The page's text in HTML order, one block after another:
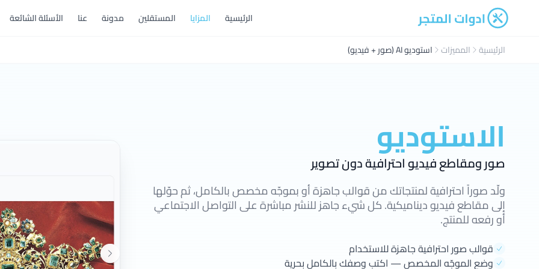
ادوات المتجر الرئيسية المزايا المستقلين مدونة عنا الأسئلة الشائعة
الرئيسية المميزات استوديو AI (صور + فيديو)
الاستوديو
صور ومقاطع فيديو احترافية دون تصوير
ولّد صوراً احترافية لمنتجاتك من قوالب جاهزة أو بموجّه مخصص بالكامل، ثم حوّلها
إلى مقاطع فيديو ديناميكية. كل شيء جاهز للنشر مباشرة على التواصل الاجتماعي
أو رفعه للمنتج.
قوالب صور احترافية جاهزة للاستخدام
وضع الموجّه المخصص — اكتب وصفك بالكامل بحرية